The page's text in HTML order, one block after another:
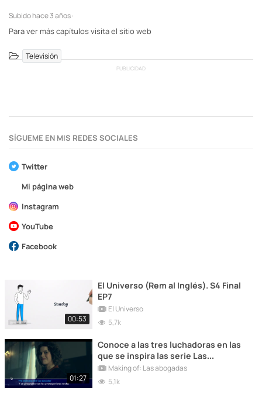
Subidohace 3 años ·
Para ver más capítulos visita el sitio web
Televisión
PUBLICIDAD
SÍGUEME EN MIS REDES SOCIALES
Twitter
Mi página web
Instagram
YouTube
Facebook
00:53
El Universo (Rem al Inglés). S4 Final
EP7
El Universo
5,7k
01:27
Conoce a las tres luchadoras en las
que se inspira las serie Las
Abogadas
Making of: Las abogadas
5,1k